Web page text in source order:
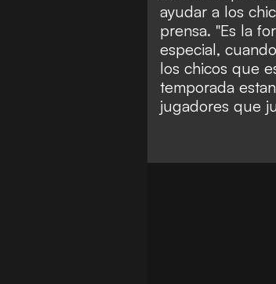
ayudar a los
prensa. "Es la
especial,
los chicos que
temporada
jugadores que